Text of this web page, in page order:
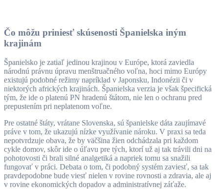
Čo môžu priniesť skúsenosti Španielska iným
krajinám
Španielsko je zatiaľ jedinou krajinou v Európe, ktorá zaviedla
národnú právnu úpravu menštruačného voľna, hoci mimo Európy
existujú podobné režimy napríklad v Japonsku, Indonézii či v
niektorých afrických krajinách. Španielska verzia je však špecifická
tým, že ide o platenú PN hradenú štátom, nie len o ochranu pred
prepustením pri neplatenom voľne.
Pre ostatné štáty, vrátane Slovenska, sú španielske dáta zaujímavé
práve v tom, že ukazujú nízke využívanie nároku. V praxi sa teda
nepotvrdzuje obava, že by väčšina žien odchádzala pri každom
cykle domov, skôr ide o úľavu pre tých, ktorí už aj tak trávili dni na
pohotovosti či brali silné analgetiká a napriek tomu sa snažili
fungovať v práci. Debata o tom, či podobný systém zaviesť, sa tak
pravdepodobne bude viesť nielen v rovine rovnosti a zdravia, ale aj
v rovine ekonomických dopadov a administratívnej záťaže.